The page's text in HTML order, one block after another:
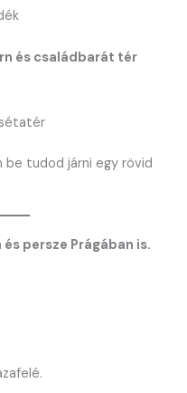
és családbarát tér
be tudod járni egy rövid
persze Prágában is.